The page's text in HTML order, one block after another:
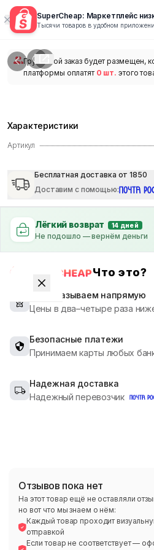
SuperCheap: Маркетплейс
Тысячи товаров в удобном
1/
Групповой заказ будет размещен,
платформы оплатят 0 шт. этого
Характеристики
Артикул
Бесплатная доставка от 1850
Доставим с помощью:
Лёгкий возврат 14 дней
Не подошло — вернём деньги
Что это?
Мы заказываем напрямую
Цены в два–четыре раза
Безопасные платежи
Принимаем карты любых
Надежная доставка
Надежный перевозчик
Отзывов пока нет
На этот товар ещё не оставляли
но вот что мы знаем о нём:
Каждый товар проходит
отправкой
Если товар не соответствует —